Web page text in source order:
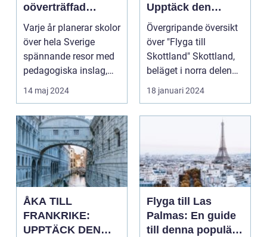
oöverträffad
läroplan i levande
historia
Varje år planerar skolor
över hela Sverige
spännande resor med
pedagogiska inslag,
d...
14 maj 2024
Upptäck den
magnifika naturen
och rika historien
Övergripande översikt
över "Flyga till
Skottland" Skottland,
beläget i norra delen
av Storbritannie...
18 januari 2024
ÅKA TILL
FRANKRIKE:
UPPTÄCK DEN
Flyga till Las
Palmas: En guide
till denna populära